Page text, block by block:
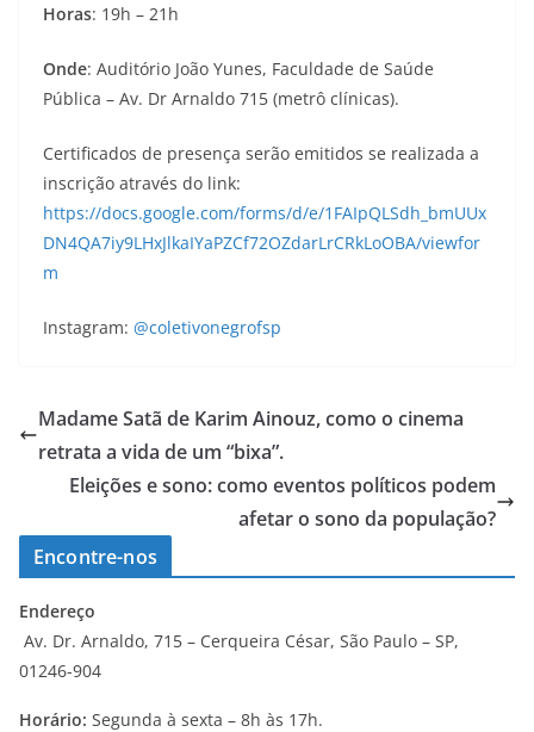
Horas: 19h – 21h
Onde: Auditório João Yunes, Faculdade de Saúde
Pública – Av. Dr Arnaldo 715 (metrô clínicas).
Certificados de presença serão emitidos se realizada a
inscrição através do link:
https://docs.google.com/forms/d/e/1FAIpQLSdh_bmUUx
DN4QA7iy9LHxJlkaIYaPZCf72OZdarLrCRkLoOBA/viewfor
m
Instagram: @coletivonegrofsp
Madame Satã de Karim Ainouz, como o cinema
retrata a vida de um “bixa”.
Eleições e sono: como eventos políticos podem
afetar o sono da população?
Encontre-nos
Endereço
Av. Dr. Arnaldo, 715 – Cerqueira César, São Paulo – SP,
01246-904
Horário: Segunda à sexta – 8h às 17h.